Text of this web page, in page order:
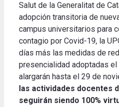
Salut de la Generalitat de
adopción transitoria de
campus universitarios para
contagio por Covid-19, la
días más las medidas de
presencialidad adoptadas
alargarán hasta el 29 de
las actividades docentes
seguirán siendo 100%